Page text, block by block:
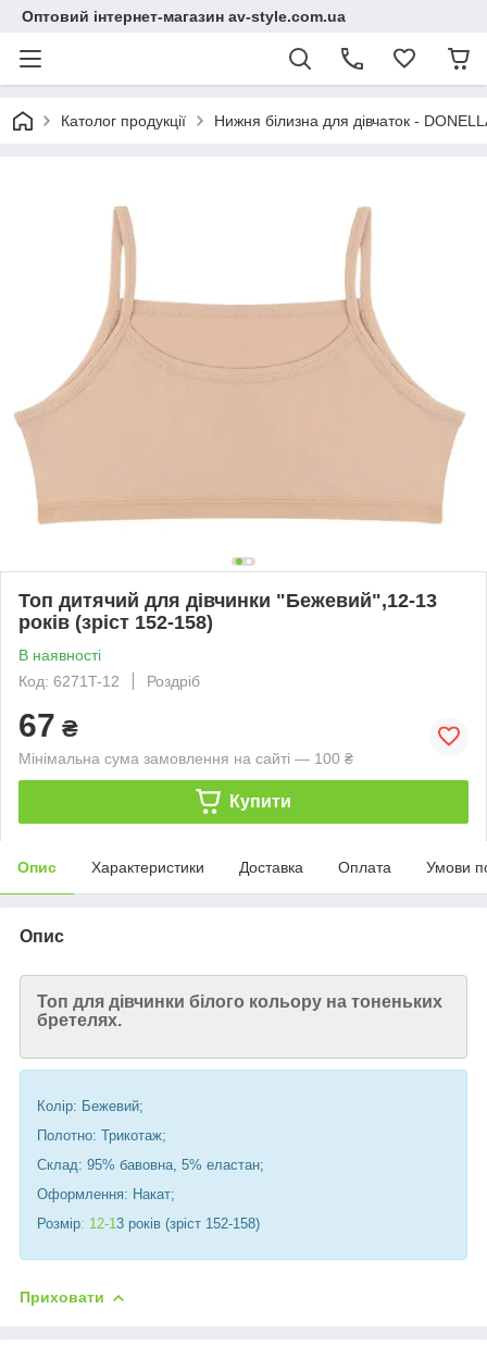
Оптовий інтернет-магазин av-style.com.ua
Католог продукції Нижня білизна для дівчаток -
Топ дитячий для дівчинки "Бежевий",12-13
років (зріст 152-158)
В наявності
Код: 6271T-12
Роздріб
67 ₴
Мінімальна сума замовлення на сайті — 100 ₴
Купити
Опис Характеристики Доставка Оплата Умови
Опис
Топ для дівчинки білого кольору на тоненьких
бретелях.
Колір: Бежевий;
Полотно: Трикотаж;
Склад: 95% бавовна, 5% еластан;
Оформлення: Накат;
Розмір: 12-13 років (зріст 152-158)
Приховати